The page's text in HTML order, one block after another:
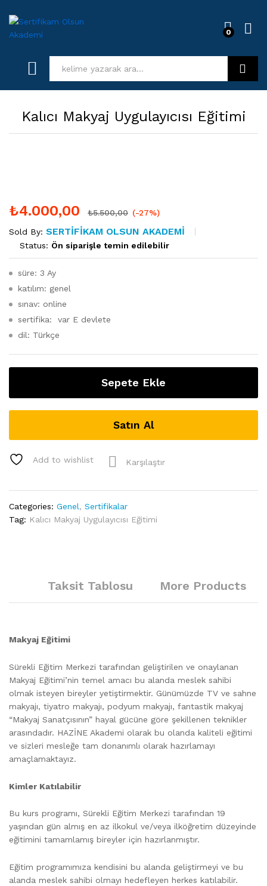
0
Kalıcı Makyaj Uygulayıcısı Eğitimi
₺4.000,00 ₺5.500,00 (-27%)
Sold By: SERTIFIKAM OLSUN AKADEMI
Status: Ön siparişle temin edilebilir
süre: 3 Ay
katılım: genel
sınav: online
sertifika: var E devlete
dil: Türkçe
Sepete Ekle
Satın Al
Add to wishlist Karşılaştır
Categories: Genel, Sertifikalar
Tag: Kalıcı Makyaj Uygulayıcısı Eğitimi
Taksit Tablosu More Products
Makyaj Eğitimi
Sürekli Eğitim Merkezi tarafından geliştirilen ve onaylanan
Makyaj Eğitimi’nin temel amacı bu alanda meslek sahibi
olmak isteyen bireyler yetiştirmektir. Günümüzde TV ve sahne
makyajı, tiyatro makyajı, podyum makyajı, fantastik makyaj
“Makyaj Sanatçısının” hayal gücüne göre şekillenen teknikler
arasındadır. HAZİNE Akademi olarak bu olanda kaliteli eğitimi
ve sizleri mesleğe tam donanımlı olarak hazırlamayı
amaçlamaktayız.
Kimler Katılabilir
Bu kurs programı, Sürekli Eğitim Merkezi tarafından 19
yaşından gün almış en az ilkokul ve/veya ilköğretim düzeyinde
eğitimini tamamlamış bireyler için hazırlanmıştır.
Eğitim programımıza kendisini bu alanda geliştirmeyi ve bu
alanda meslek sahibi olmayı hedefleyen herkes katılabilir.